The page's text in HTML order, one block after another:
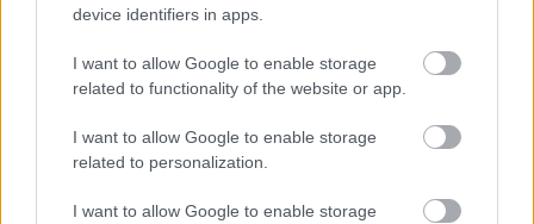
device identifiers in apps.
I want to allow Google to enable storage
related to functionality of the website or app.
I want to allow Google to enable storage
related to personalization.
I want to allow Google to enable storage